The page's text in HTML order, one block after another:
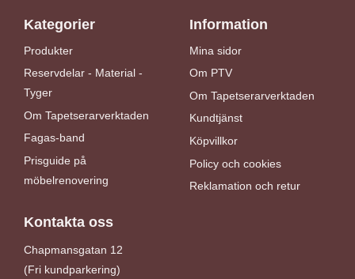
Kategorier
Produkter
Reservdelar - Material -
Tyger
Om Tapetserarverktaden
Fagas-band
Prisguide på
möbelrenovering
Information
Mina sidor
Om PTV
Om Tapetserarverktaden
Kundtjänst
Köpvillkor
Policy och cookies
Reklamation och retur
Kontakta oss
Chapmansgatan 12
(Fri kundparkering)